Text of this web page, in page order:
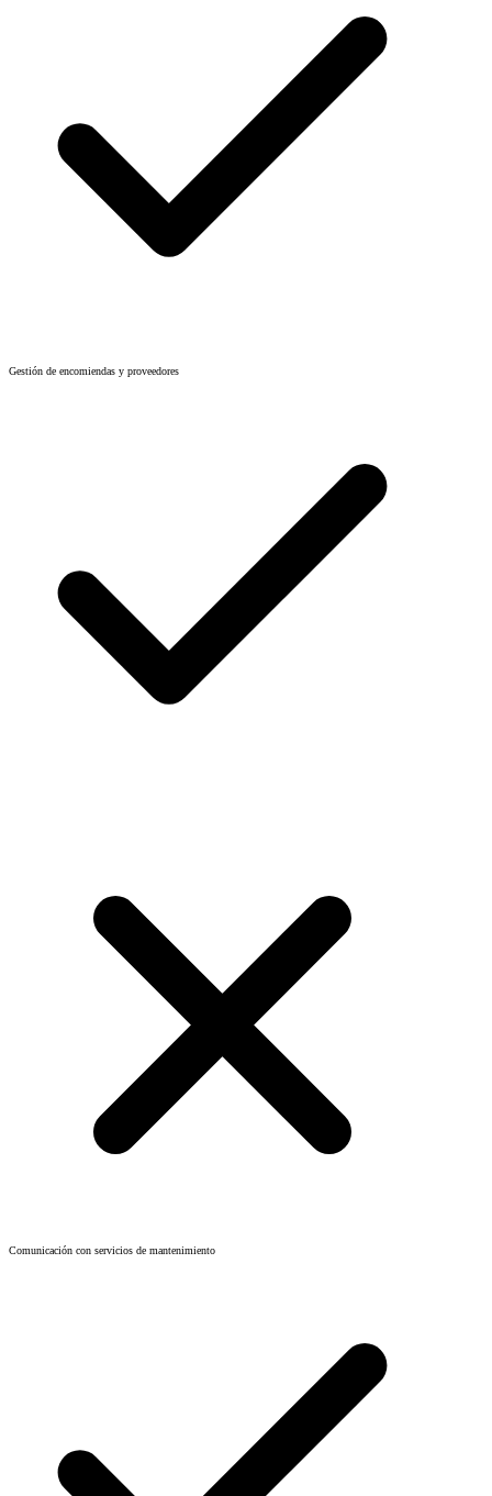
Gestión de encomiendas y proveedores
Comunicación con servicios de mantenimiento